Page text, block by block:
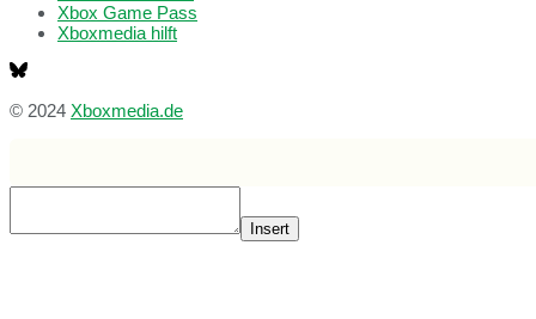
Xbox Game Pass
Xboxmedia hilft
© 2024 Xboxmedia.de
Insert